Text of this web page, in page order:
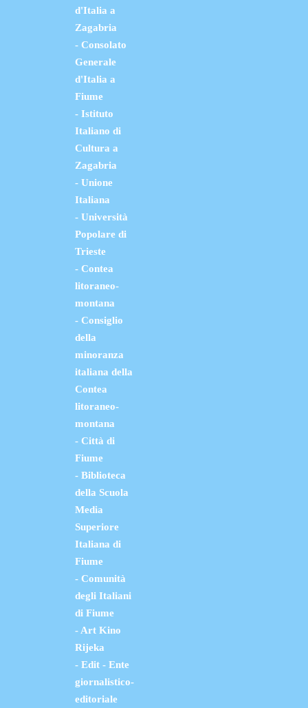
d'Italia a
Zagabria
- Consolato
Generale
d'Italia a
Fiume
- Istituto
Italiano di
Cultura a
Zagabria
- Unione
Italiana
- Università
Popolare di
Trieste
- Contea
litoraneo-
montana
- Consiglio
della
minoranza
italiana della
Contea
litoraneo-
montana
- Città di
Fiume
- Biblioteca
della Scuola
Media
Superiore
Italiana di
Fiume
- Comunità
degli Italiani
di Fiume
- Art Kino
Rijeka
- Edit - Ente
giornalistico-
editoriale